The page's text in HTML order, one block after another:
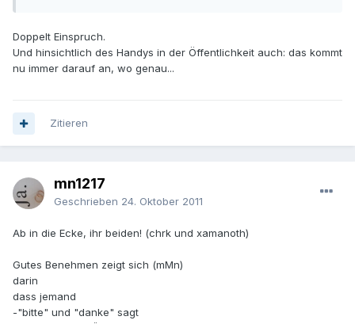
Doppelt Einspruch.
Und hinsichtlich des Handys in der Öffentlichkeit auch: das kommt
nu immer darauf an, wo genau...
Zitieren
mn1217
Geschrieben 24. Oktober 2011
Ab in die Ecke, ihr beiden! (chrk und xamanoth)
Gutes Benehmen zeigt sich (mMn)
darin
dass jemand
-"bitte" und "danke" sagt